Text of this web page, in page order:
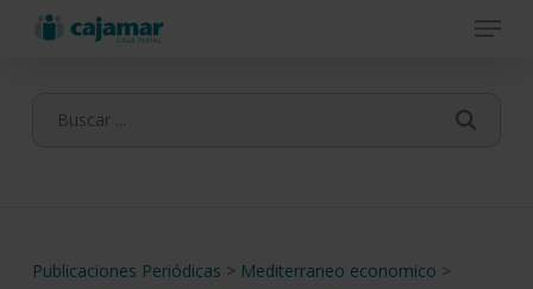
Menu
Publicaciones Periódicas > Mediterraneo economico >